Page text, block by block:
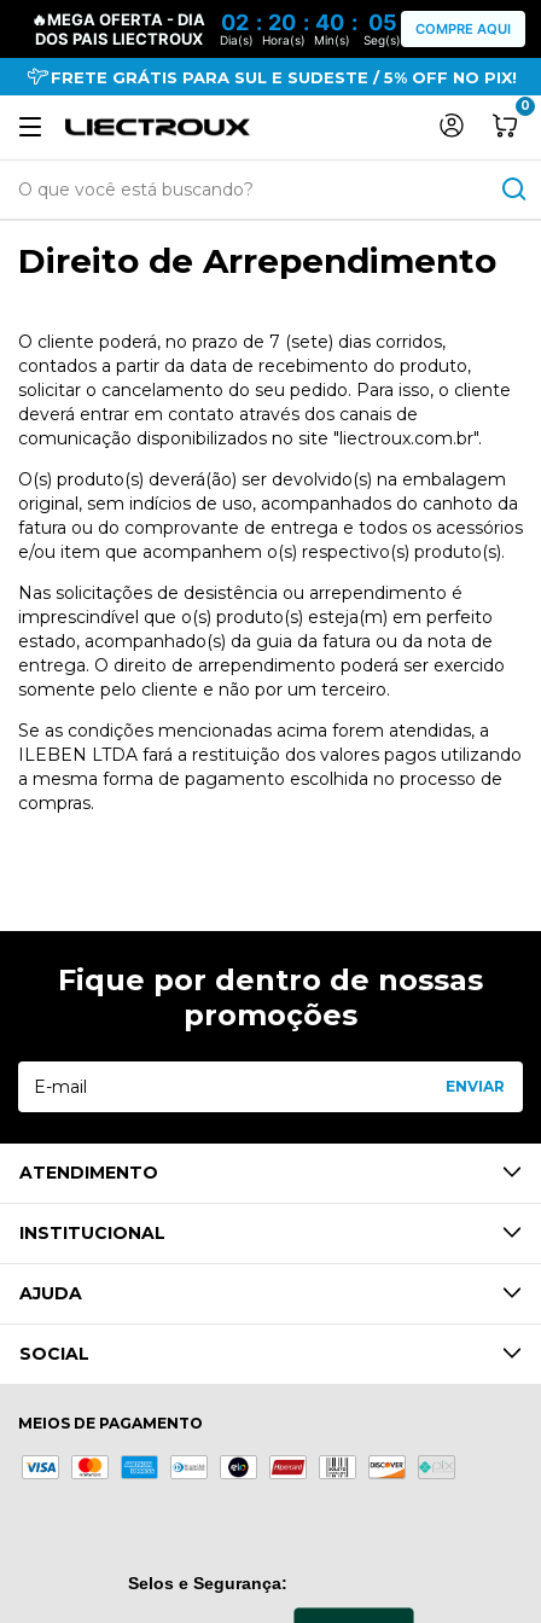
🔥MEGA OFERTA - DIA
DOS PAIS LIECTROUX
02 : 20 : 40 : 05
Dia(s) Hora(s) Min(s) Seg(s)
COMPRE AQUI
FRETE GRÁTIS PARA SUL E SUDESTE / 5% OFF NO PIX!
0
Direito de Arrependimento
O cliente poderá, no prazo de 7 (sete) dias corridos,
contados a partir da data de recebimento do produto,
solicitar o cancelamento do seu pedido. Para isso, o cliente
deverá entrar em contato através dos canais de
comunicação disponibilizados no site "liectroux.com.br".
O(s) produto(s) deverá(ão) ser devolvido(s) na embalagem
original, sem indícios de uso, acompanhados do canhoto da
fatura ou do comprovante de entrega e todos os acessórios
e/ou item que acompanhem o(s) respectivo(s) produto(s).
Nas solicitações de desistência ou arrependimento é
imprescindível que o(s) produto(s) esteja(m) em perfeito
estado, acompanhado(s) da guia da fatura ou da nota de
entrega. O direito de arrependimento poderá ser exercido
somente pelo cliente e não por um terceiro.
Se as condições mencionadas acima forem atendidas, a
ILEBEN LTDA fará a restituição dos valores pagos utilizando
a mesma forma de pagamento escolhida no processo de
compras.
Fique por dentro de nossas
promoções
ATENDIMENTO
INSTITUCIONAL
AJUDA
SOCIAL
MEIOS DE PAGAMENTO
Selos e Segurança: